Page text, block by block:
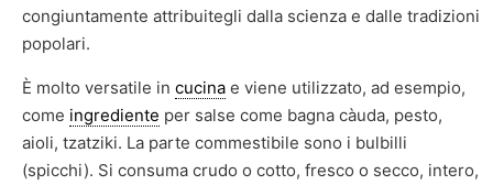
congiuntamente attribuitegli dalla scienza e dalle tradizioni
popolari.
È molto versatile in cucina e viene utilizzato, ad esempio,
come ingrediente per salse come bagna càuda, pesto,
aioli, tzatziki. La parte commestibile sono i bulbilli
(spicchi). Si consuma crudo o cotto, fresco o secco, intero,